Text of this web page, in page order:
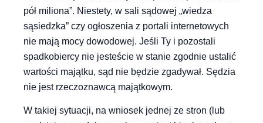
pół miliona”. Niestety, w sali sądowej „wiedza
sąsiedzka” czy ogłoszenia z portali internetowych
nie mają mocy dowodowej. Jeśli Ty i pozostali
spadkobiercy nie jesteście w stanie zgodnie ustalić
wartości majątku, sąd nie będzie zgadywał. Sędzia
nie jest rzeczoznawcą majątkowym.
W takiej sytuacji, na wniosek jednej ze stron (lub